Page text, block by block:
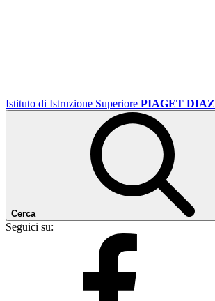
Istituto di Istruzione Superiore PIAGET DIAZ
Cerca
Seguici su: